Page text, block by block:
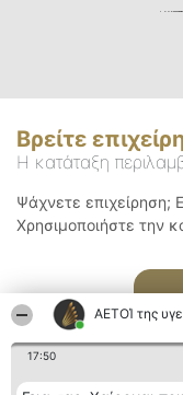
ΑΕΤΟΊ της
17:50
Βρείτε
Η κατάταξη
Ψάχνετε επιχείρηση;
Χρησιμοποιήστε την